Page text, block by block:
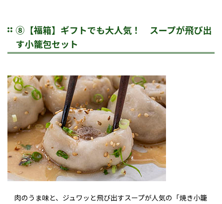
⑧【福箱】ギフトでも大人気！ スープが飛び出
す小籠包セット
肉のうま味と、ジュワッと飛び出すスープが人気の「焼き小籠